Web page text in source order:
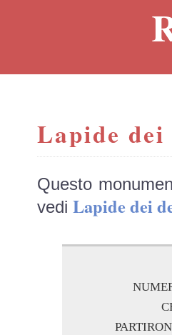
Lapide
Questo
vedi Lapide dei